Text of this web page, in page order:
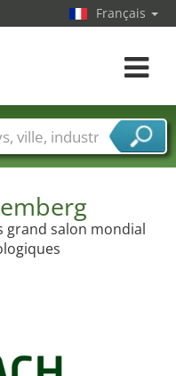
grand salon mondial
Français
Toggle
Secteurs de foire